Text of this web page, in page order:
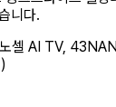
니다.
셀 AI TV,